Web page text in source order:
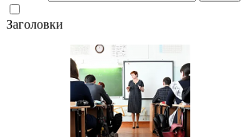
Заголовки